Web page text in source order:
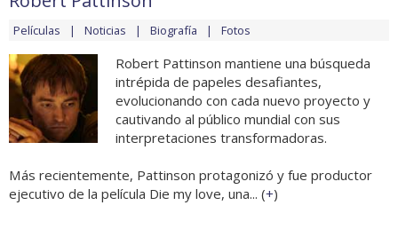
Películas Noticias Biografía Fotos
Robert Pattinson mantiene una búsqueda
intrépida de papeles desafiantes,
evolucionando con cada nuevo proyecto y
cautivando al público mundial con sus
interpretaciones transformadoras.
Más recientemente, Pattinson protagonizó y fue productor
ejecutivo de la película Die my love, una... (+)